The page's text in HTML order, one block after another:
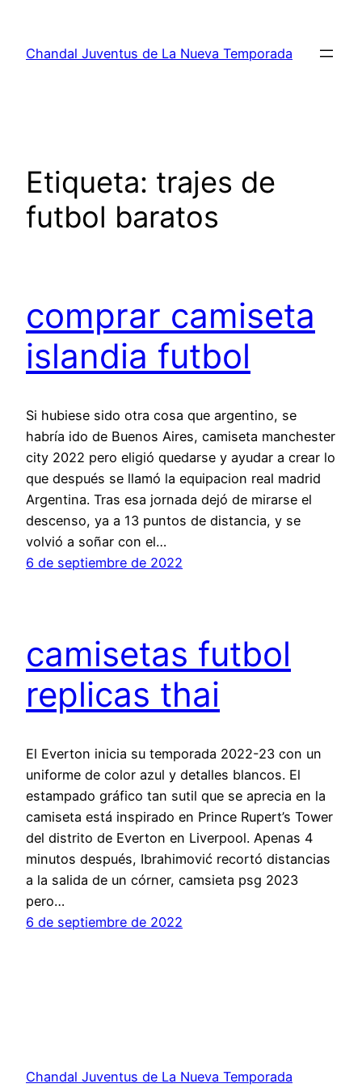
contenido
Chandal Juventus de La Nueva Temporada
Etiqueta: trajes de
futbol baratos
comprar camiseta
islandia futbol
Si hubiese sido otra cosa que argentino, se
habría ido de Buenos Aires, camiseta manchester
city 2022 pero eligió quedarse y ayudar a crear lo
que después se llamó la equipacion real madrid
Argentina. Tras esa jornada dejó de mirarse el
descenso, ya a 13 puntos de distancia, y se
volvió a soñar con el…
6 de septiembre de 2022
camisetas futbol
replicas thai
El Everton inicia su temporada 2022-23 con un
uniforme de color azul y detalles blancos. El
estampado gráfico tan sutil que se aprecia en la
camiseta está inspirado en Prince Rupert’s Tower
del distrito de Everton en Liverpool. Apenas 4
minutos después, Ibrahimović recortó distancias
a la salida de un córner, camsieta psg 2023
pero…
6 de septiembre de 2022
Chandal Juventus de La Nueva Temporada